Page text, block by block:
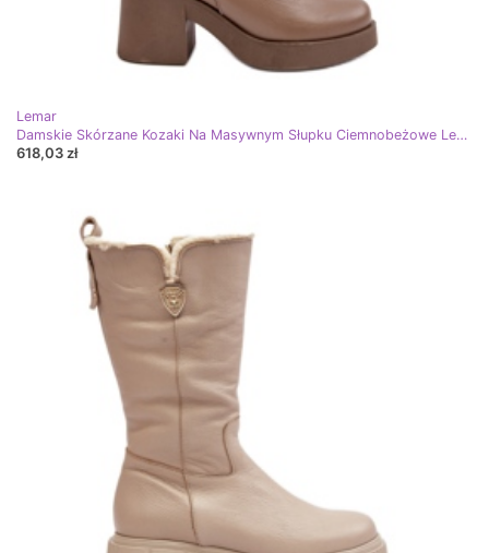
Lemar
Damskie Skórzane Kozaki Na Masywnym Słupku Ciemnobeżowe Lemar Odennia beżowy
618,03 zł